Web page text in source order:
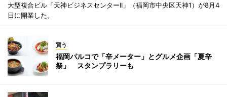
大型複合ビル「天神ビジネスセンターII」（福岡市中央区天神1）が8月4
日に開業した。
買う
福岡パルコで「辛メーター」とグルメ企画「夏辛
祭」 スタンプラリーも